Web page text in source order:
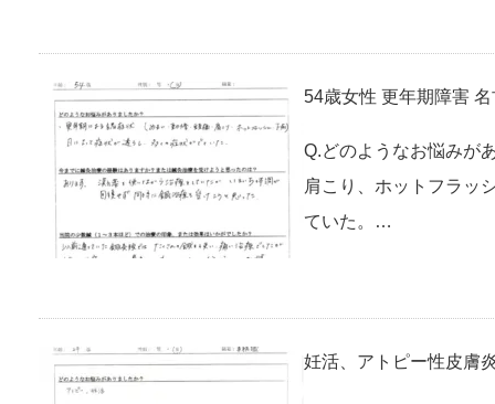
54歳女性 更年期障害
Q.どのようなお悩みが
肩こり、ホットフラッ
ていた。…
妊活、アトピー性皮膚